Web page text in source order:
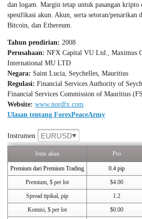
dan logam. Margin tetap untuk pasangan
spesifikasi akun. Akun, serta setoran/penarikan
Bitcoin, dan Ethereum.
Tahun pendirian: 2008
Perusahaan: NFX Capital VU Ltd., Maximus
International MU LTD
Negara: Saint Lucia, Seychelles, Mauritius
Regulasi: Financial Services Authority of
Financial Services Commission of Mauritius
Website: www.nordfx.com
Ulasan tentang ForexPeaceArmy
Instrumen EURUSD
Jenis akun Pro
Premium dari Premium Trading 0.4 pip
Premium, $ per lot
$4.00
Spread tipikal, pip
1.2
Komisi, $ per lot
$0.00